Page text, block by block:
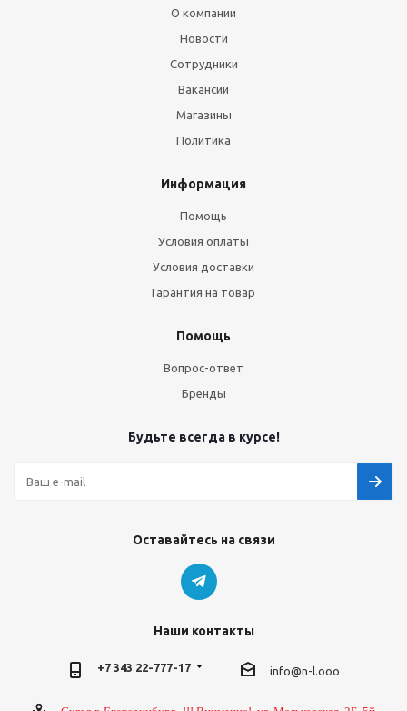
О компании
Новости
Сотрудники
Вакансии
Магазины
Политика
Информация
Помощь
Условия оплаты
Условия доставки
Гарантия на товар
Помощь
Вопрос-ответ
Бренды
Будьте всегда в курсе!
Оставайтесь на связи
Наши контакты
+7 343 22-777-17 info@n-l.ooo